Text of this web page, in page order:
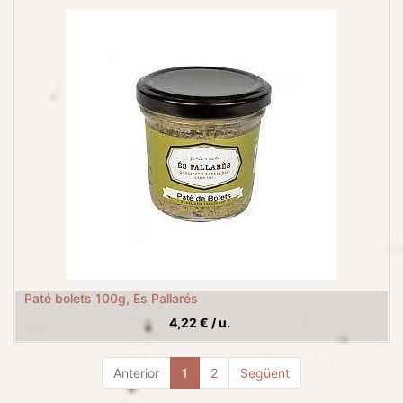
Paté bolets 100g, Es Pallarés
4,22 € /u.
Anterior 1 2 Següent